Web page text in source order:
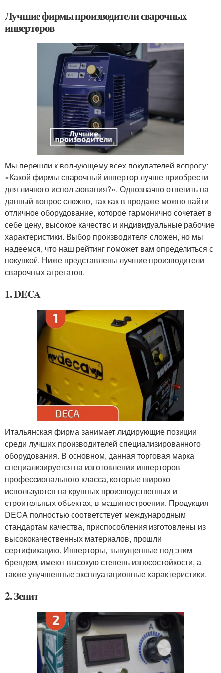
Лучшие фирмы производители сварочных
инверторов
Мы перешли к волнующему всех покупателей вопросу:
«Какой фирмы сварочный инвертор лучше приобрести
для личного использования?». Однозначно ответить на
данный вопрос сложно, так как в продаже можно найти
отличное оборудование, которое гармонично сочетает в
себе цену, высокое качество и индивидуальные рабочие
характеристики. Выбор производителя сложен, но мы
надеемся, что наш рейтинг поможет вам определиться с
покупкой. Ниже представлены лучшие производители
сварочных агрегатов.
1. DECA
Итальянская фирма занимает лидирующие позиции
среди лучших производителей специализированного
оборудования. В основном, данная торговая марка
специализируется на изготовлении инверторов
профессионального класса, которые широко
используются на крупных производственных и
строительных объектах, в машиностроении. Продукция
DECA полностью соответствует международным
стандартам качества, приспособления изготовлены из
высококачественных материалов, прошли
сертификацию. Инверторы, выпущенные под этим
брендом, имеют высокую степень износостойкости, а
также улучшенные эксплуатационные характеристики.
2. Зенит